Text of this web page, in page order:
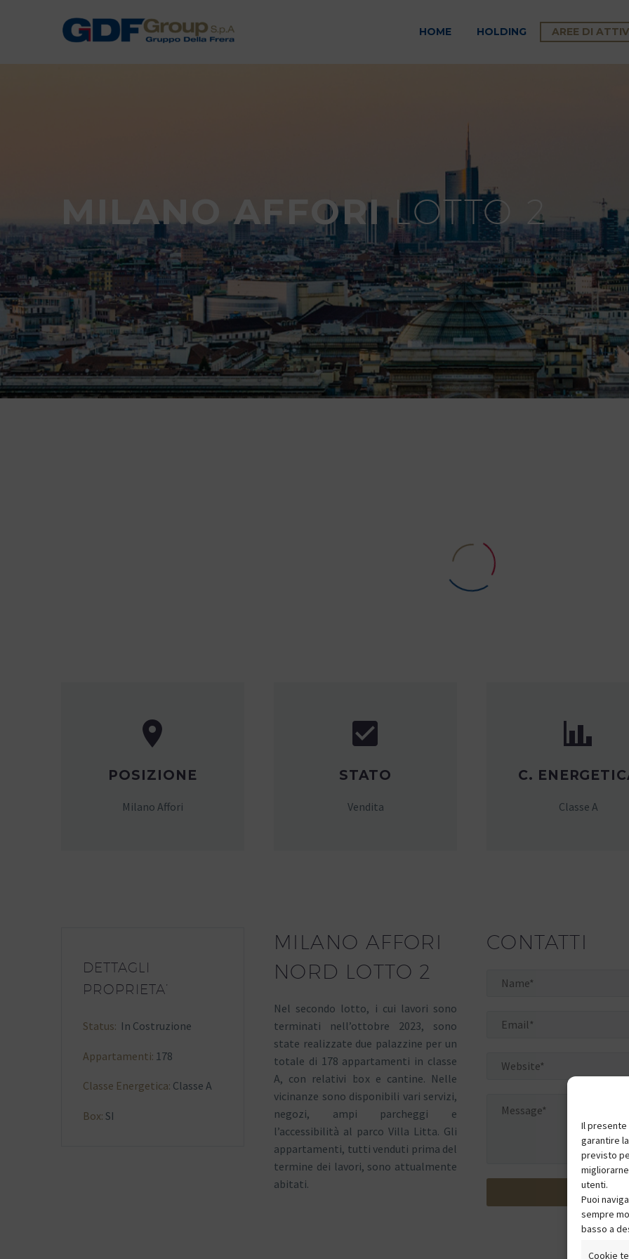
Il presente
garantire
previsto
utenti.
Puoi
sempre
basso a
Cookie
HOME HOLDING AREE DI
MILANO AFFORILOTTO 2


POSIZIONE
Milano Affori


STATO
Vendita


C.
Classe A
DETTAGLI
PROPRIETA’
Status: In Costruzione
Appartamenti: 178
Classe Energetica: Classe A
Box: SI
MILANO AFFORI
NORD LOTTO 2
Nel secondo lotto, i cui lavori sono
terminati nell’ottobre 2023, sono
state realizzate due palazzine per un
totale di 178 appartamenti in classe
A, con relativi box e cantine. Nelle
vicinanze sono disponibili vari servizi,
negozi, ampi parcheggi e
l’accessibilità al parco Villa Litta. Gli
appartamenti, tutti venduti prima del
termine dei lavori, sono attualmente
abitati.
CONTATTI